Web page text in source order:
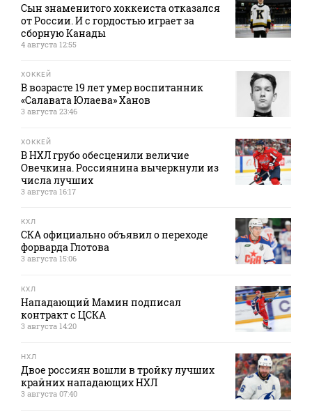
Сын знаменитого хоккеиста отказался
от России. И с гордостью играет за
сборную Канады
4 августа 12:55
ХОККЕЙ
В возрасте 19 лет умер воспитанник
«Салавата Юлаева» Ханов
3 августа 23:46
ХОККЕЙ
В НХЛ грубо обесценили величие
Овечкина. Россиянина вычеркнули из
числа лучших
3 августа 16:17
КХЛ
СКА официально объявил о переходе
форварда Глотова
3 августа 15:06
КХЛ
Нападающий Мамин подписал
контракт с ЦСКА
3 августа 14:20
НХЛ
Двое россиян вошли в тройку лучших
крайних нападающих НХЛ
3 августа 07:40